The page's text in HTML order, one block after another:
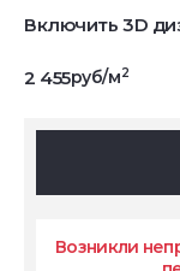
Включить 3D
2 455руб/м2
Возникли